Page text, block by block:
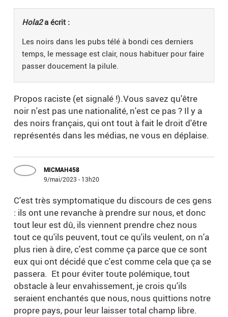
Hola2a écrit :
Les noirs dans les pubs télé à bondi ces derniers
temps, le message est clair, nous habituer pour faire
passer doucement la pilule.
Propos raciste (et signalé !).Vous savez qu'être
noir n'est pas une nationalité, n'est ce pas ? Il y a
des noirs français, qui ont tout à fait le droit d'être
représentés dans les médias, ne vous en déplaise.
MICMAH458
9/mai/2023 - 13h20
C'est très symptomatique du discours de ces gens
: ils ont une revanche à prendre sur nous, et donc
tout leur est dû, ils viennent prendre chez nous
tout ce qu'ils peuvent, tout ce qu'ils veulent, on n'a
plus rien à dire, c'est comme ça parce que ce sont
eux qui ont décidé que c'est comme cela que ça se
passera. Et pour éviter toute polémique, tout
obstacle à leur envahissement, je crois qu'ils
seraient enchantés que nous, nous quittions notre
propre pays, pour leur laisser total champ libre.